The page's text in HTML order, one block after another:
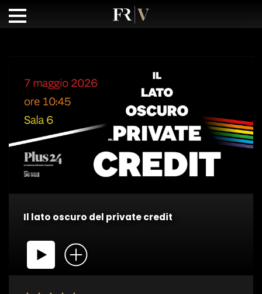
Il lato oscuro del private credit